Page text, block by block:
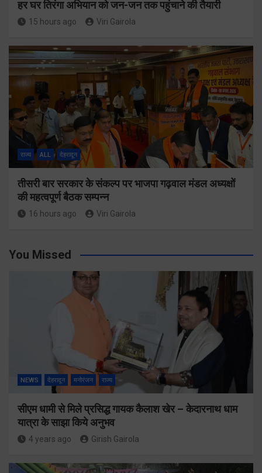
हर घर तिरंगा अभियान को जन-जन तक पहुंचाने की तैयारी
15 hours ago Viri Gairola
राज्य ALL देहरादून
तीसरी बार सरकार के संकल्प पर भाजपा गढ़वाल मंडल अध्यक्षों
की महत्वपूर्ण बैठक सम्पन्न
16 hours ago Viri Gairola
You Missed
NEWS देहरादून मनोरंजन राज्य
सीएम धामी से मिले प्रसिद्ध गायक कैलाश खेर – केदारनाथ धाम
यात्रा के साझा किये अनुभव
4 years ago Girish Gairola